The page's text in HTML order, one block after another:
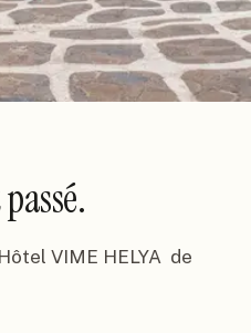
VIME HELYA  de